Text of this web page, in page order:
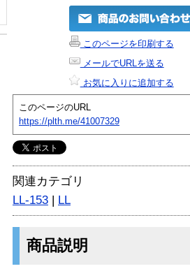
このページを印刷する
メールでURLを送る
お気に入りに追加する
このページのURL
https://plth.me/41007329
関連カテゴリ
LL-153 | LL
商品説明